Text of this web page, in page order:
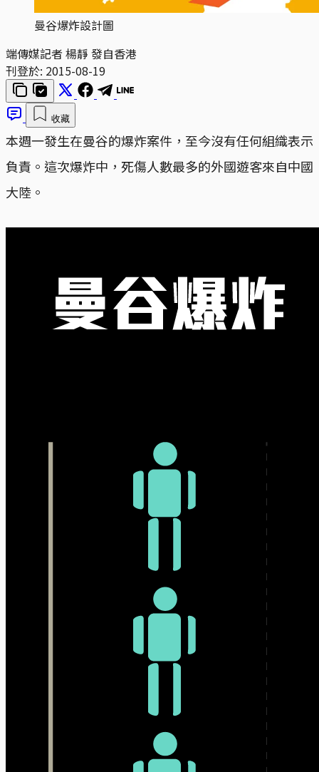
曼谷爆炸設計圖
端傳媒記者 楊靜 發自香港
刊登於: 2015-08-19
收藏
本週一發生在曼谷的爆炸案件，至今沒有任何組織表示
負責。這次爆炸中，死傷人數最多的外國遊客來自中國
大陸。